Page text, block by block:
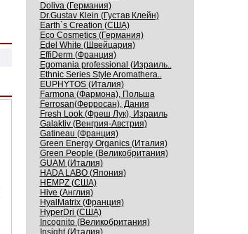
Doliva (Германия)
Dr.Gustav Klein (Густав Клейн)
Earth`s Creation (США)
Eco Cosmetics (Германия)
Edel White (Швейцария)
EffiDerm (Франция)
Egomania professional (Израиль..
Ethnic Series Style Aromathera..
EUPHYTOS (Италия)
Farmona (Фармона), Польша
Ferrosan(Ферросан), Дания
Fresh Look (Фреш Лук), Израиль
Galaktiv (Венгрия-Австрия)
Gatineau (Франция)
Green Energy Organics (Италия)
Green People (Великобритания)
GUAM (Италия)
HADA LABO (Япония)
HEMPZ (США)
Hive (Англия)
HyalMatrix (Франция)
HyperDri (США)
Incognito (Великобритания)
Insight (Италия)